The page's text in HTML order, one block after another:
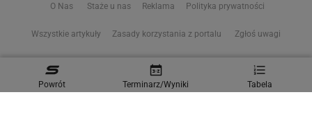
Powrót Terminarz/Wyniki Tabela
O Nas Staże u nas Reklama Polityka prywatności
Wszystkie artykuły Zasady korzystania z portalu Zgłoś uwagi